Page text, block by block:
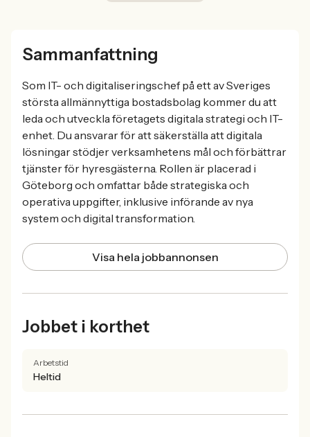
Sammanfattning
Som IT- och digitaliseringschef på ett av Sveriges
största allmännyttiga bostadsbolag kommer du att
leda och utveckla företagets digitala strategi och IT-
enhet. Du ansvarar för att säkerställa att digitala
lösningar stödjer verksamhetens mål och förbättrar
tjänster för hyresgästerna. Rollen är placerad i
Göteborg och omfattar både strategiska och
operativa uppgifter, inklusive införande av nya
system och digital transformation.
Visa hela jobbannonsen
Jobbet i korthet
Arbetstid
Heltid